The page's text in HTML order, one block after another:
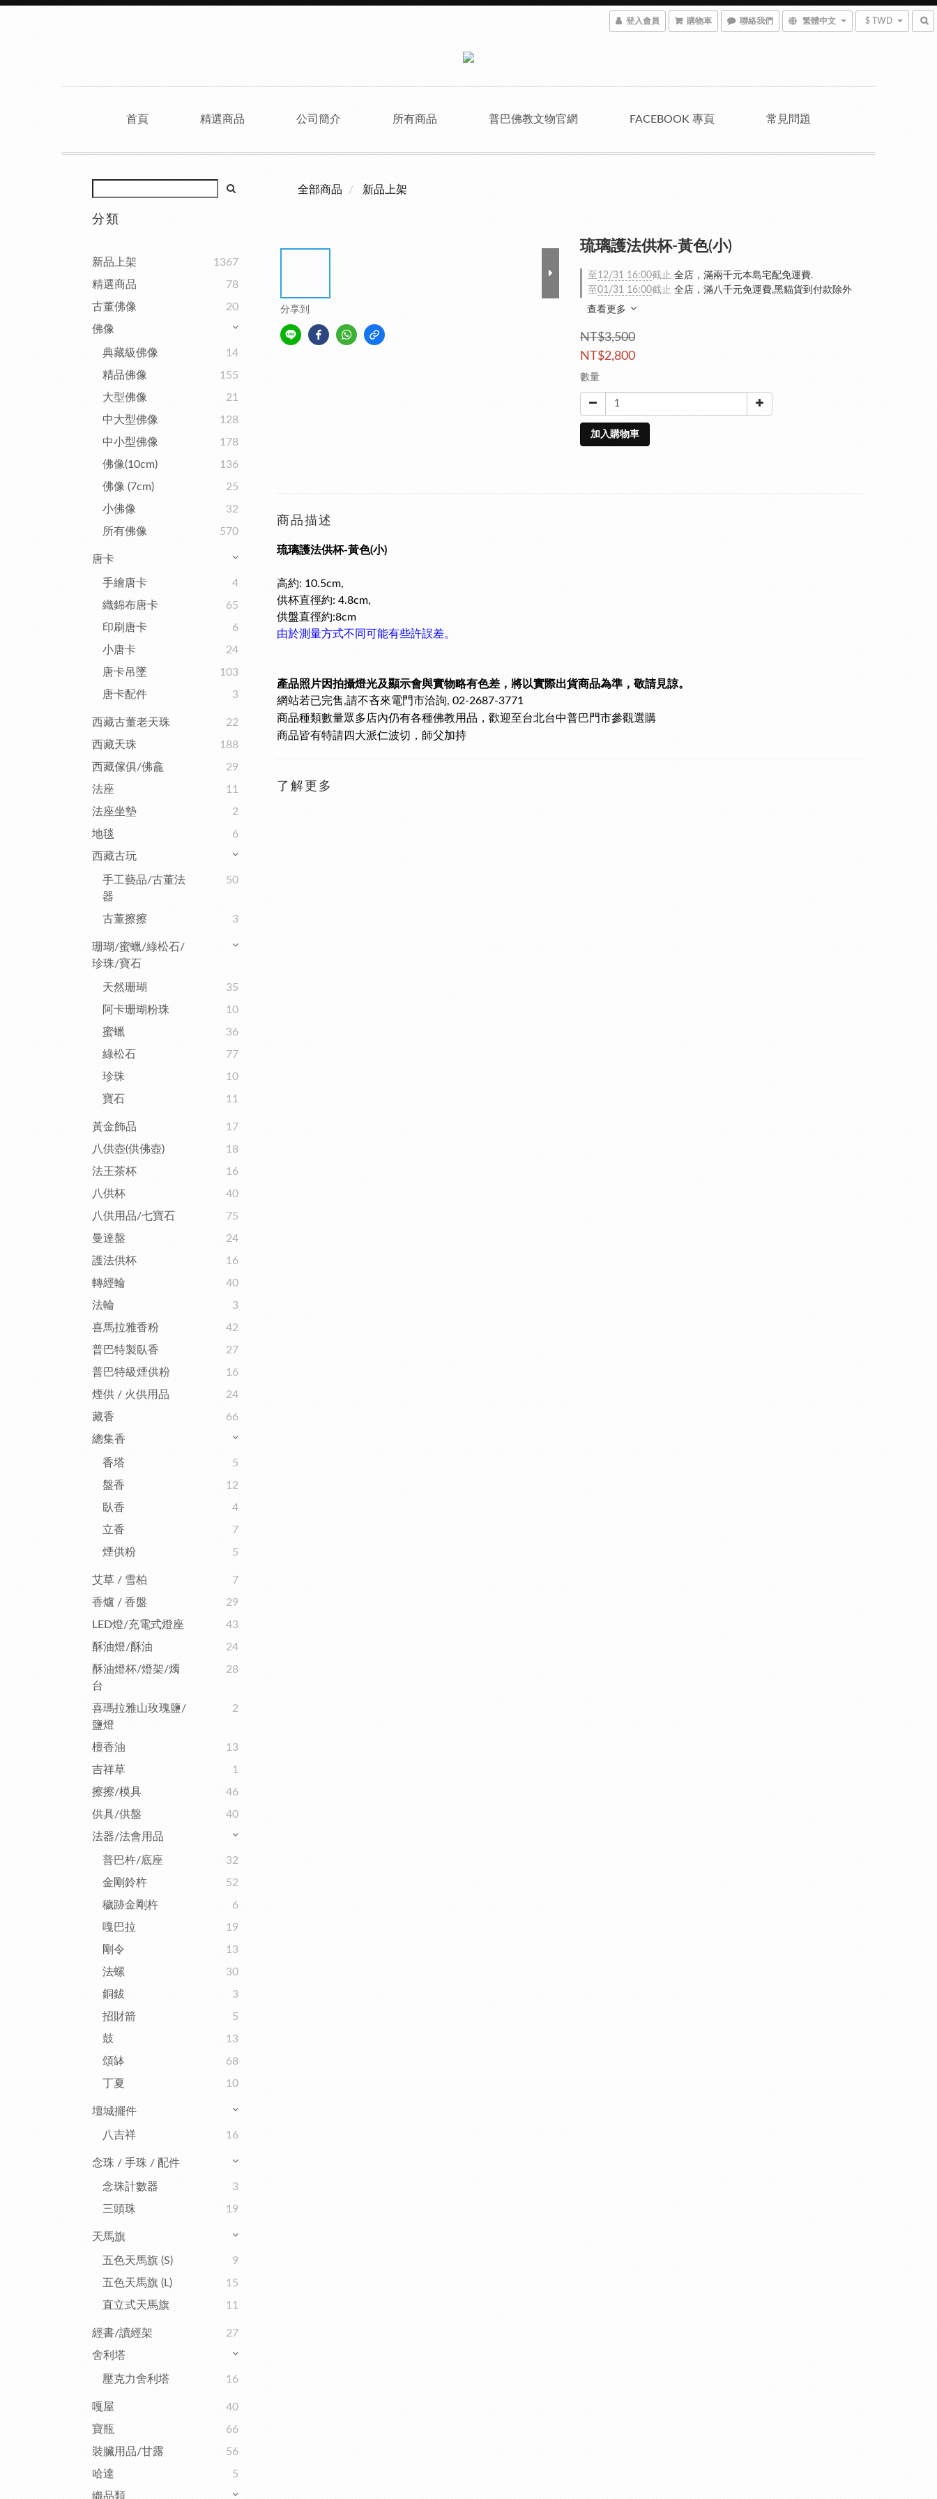
登入會員 購物車 聯絡我們 繁體中文 $ TWD
首頁 精選商品 公司簡介 所有商品 普巴佛教文物官網 FACEBOOK 專頁 常見問題
分類
新品上架
1367
精選商品
78
古董佛像
20
佛像
典藏級佛像
14
精品佛像
155
大型佛像
21
中大型佛像
128
中小型佛像
178
佛像(10cm)
136
佛像 (7cm)
25
小佛像
32
所有佛像
570
唐卡
手繪唐卡
4
織錦布唐卡
65
印刷唐卡
6
小唐卡
24
唐卡吊墜
103
唐卡配件
3
西藏古董老天珠
22
西藏天珠
188
西藏傢俱/佛龕
29
法座
11
法座坐墊
2
地毯
6
西藏古玩
手工藝品/古董法
器
50
古董擦擦 3
珊瑚/蜜蠟/綠松石/
珍珠/寶石
天然珊瑚
35
阿卡珊瑚粉珠
10
蜜蠟
36
綠松石
77
珍珠
10
寶石
11
黃金飾品
17
八供壺(供佛壺)
18
法王茶杯
16
八供杯
40
八供用品/七寶石
75
曼達盤
24
護法供杯
16
轉經輪
40
法輪
3
喜馬拉雅香粉
42
普巴特製臥香
27
普巴特級煙供粉
16
煙供 / 火供用品
24
藏香
66
總集香
香塔
5
盤香
12
臥香
4
立香
7
煙供粉
5
艾草 / 雪柏
7
香爐 / 香盤
29
LED燈/充電式燈座
43
酥油燈/酥油
24
酥油燈杯/燈架/燭
台
28
喜瑪拉雅山玫瑰鹽/
鹽燈
2
檀香油
13
吉祥草
1
擦擦/模具
46
供具/供盤
40
法器/法會用品
普巴杵/底座
32
金剛鈴杵
52
穢跡金剛杵
6
嘎巴拉
19
剛令
13
法螺
30
銅鈸
3
招財箭
5
鼓
13
頌缽
68
丁夏
10
壇城擺件
八吉祥 16
念珠 / 手珠 / 配件
念珠計數器
3
三頭珠
19
天馬旗
五色天馬旗 (S)
9
五色天馬旗 (L)
15
直立式天馬旗
11
經書/讀經架
27
舍利塔
壓克力舍利塔 16
嘎屋
40
寶瓶
66
裝臟用品/甘露
56
哈達
5
織品類
全部商品 新品上架
分享到
琉璃護法供杯-黃色(小)
至 12/31 16:00截止 全店，滿兩千元本島宅配免運費.
至01/31 16:00截止 全店，滿八千元免運費,黑貓貨到付款除外
查看更多
NT$3,500
NT$2,800
數量
加入購物車
商品描述
琉璃護法供杯-黃色(小)
高約: 10.5cm,
供杯直徑約: 4.8cm,
供盤直徑約:8cm
由於測量方式不同可能有些許誤差。
產品照片因拍攝燈光及顯示會與實物略有色差，將以實際出貨商品為準，敬請見諒。
網站若已完售,請不吝來電門市洽詢, 02-2687-3771
商品種類數量眾多店內仍有各種佛教用品，歡迎至台北台中普巴門市參觀選購
商品皆有特請四大派仁波切，師父加持
了解更多